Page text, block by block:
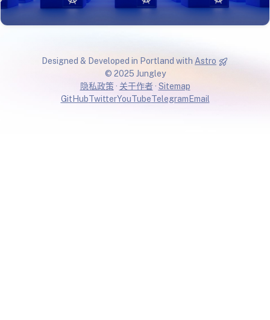
Designed & Developed in Portland with Astro
© 2025 Jungley
隐私政策 · 关于作者 · Sitemap
GitHubTwitterYouTubeTelegram Email